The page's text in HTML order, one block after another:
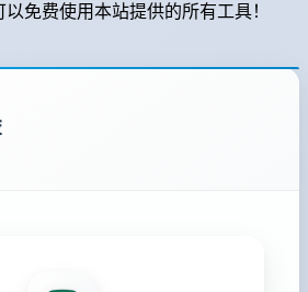
免费使用本站提供的所有工具！